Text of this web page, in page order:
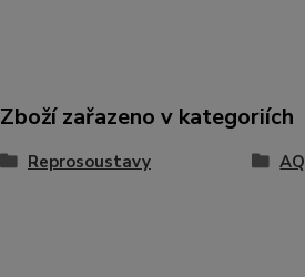
Zboží zařazeno v kategoriích
Reprosoustavy AQ